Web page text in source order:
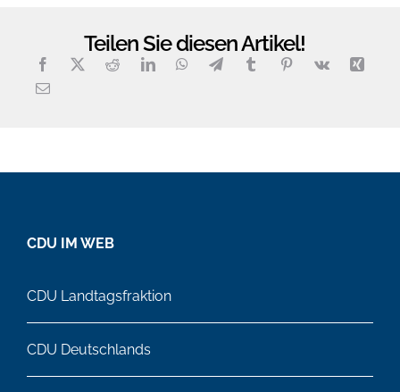
Teilen Sie diesen Artikel!
CDU IM WEB
CDU Landtagsfraktion
CDU Deutschlands